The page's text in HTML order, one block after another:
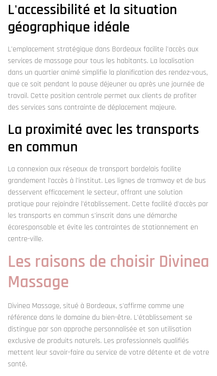
L'accessibilité et la situation
géographique idéale
L'emplacement stratégique dans Bordeaux facilite l'accès aux
services de massage pour tous les habitants. La localisation
dans un quartier animé simplifie la planification des rendez-vous,
que ce soit pendant la pause déjeuner ou après une journée de
travail. Cette position centrale permet aux clients de profiter
des services sans contrainte de déplacement majeure.
La proximité avec les transports
en commun
La connexion aux réseaux de transport bordelais facilite
grandement l'accès à l'institut. Les lignes de tramway et de bus
desservent efficacement le secteur, offrant une solution
pratique pour rejoindre l'établissement. Cette facilité d'accès par
les transports en commun s'inscrit dans une démarche
écoresponsable et évite les contraintes de stationnement en
centre-ville.
Les raisons de choisir Divinea
Massage
Divinea Massage, situé à Bordeaux, s'affirme comme une
référence dans le domaine du bien-être. L'établissement se
distingue par son approche personnalisée et son utilisation
exclusive de produits naturels. Les professionnels qualifiés
mettent leur savoir-faire au service de votre détente et de votre
santé.